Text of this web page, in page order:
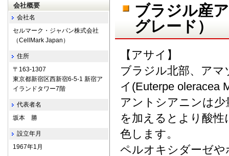
ブラジル産
グレード）
【アサイ】
ブラジル北部、ア
イ(Euterpe oleracea
アントシアニンは
を加えるとより酸
色します。
ペルオキシダーゼ
会社概要
会社名
セルマーク・ジャパン株式会社
（CellMark Japan）
住所
〒163-1307
東京都新宿区西新宿6-5-1 新宿ア
イランドタワー7階
代表者名
坂本 勝
設立年月
1967年1月